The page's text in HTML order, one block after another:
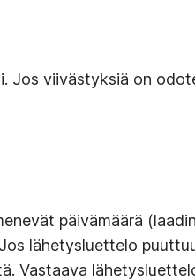
Jos viivästyksiä on
päivämäärä
lähetysluettelo
Vastaava